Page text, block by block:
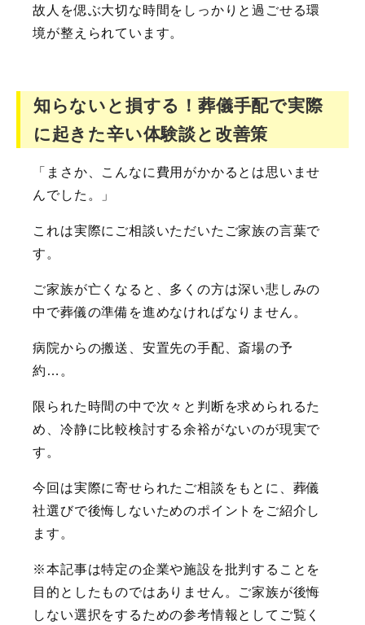
故人を偲ぶ大切な時間をしっかりと過ごせる環
境が整えられています。
知らないと損する！葬儀手配で実際
に起きた辛い体験談と改善策
「まさか、こんなに費用がかかるとは思いませ
んでした。」
これは実際にご相談いただいたご家族の言葉で
す。
ご家族が亡くなると、多くの方は深い悲しみの
中で葬儀の準備を進めなければなりません。
病院からの搬送、安置先の手配、斎場の予
約…。
限られた時間の中で次々と判断を求められるた
め、冷静に比較検討する余裕がないのが現実で
す。
今回は実際に寄せられたご相談をもとに、葬儀
社選びで後悔しないためのポイントをご紹介し
ます。
※本記事は特定の企業や施設を批判することを
目的としたものではありません。ご家族が後悔
しない選択をするための参考情報としてご覧く